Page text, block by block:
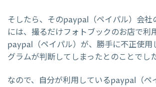
そしたら、そのpaypal（ペイパル）会社
には、撮るだけフォトブックのお店で利
paypal（ペイパル）が、勝手に不正使用
グラムが判断してしまったとのことでした
なので、自分が利用しているpaypal（ペ